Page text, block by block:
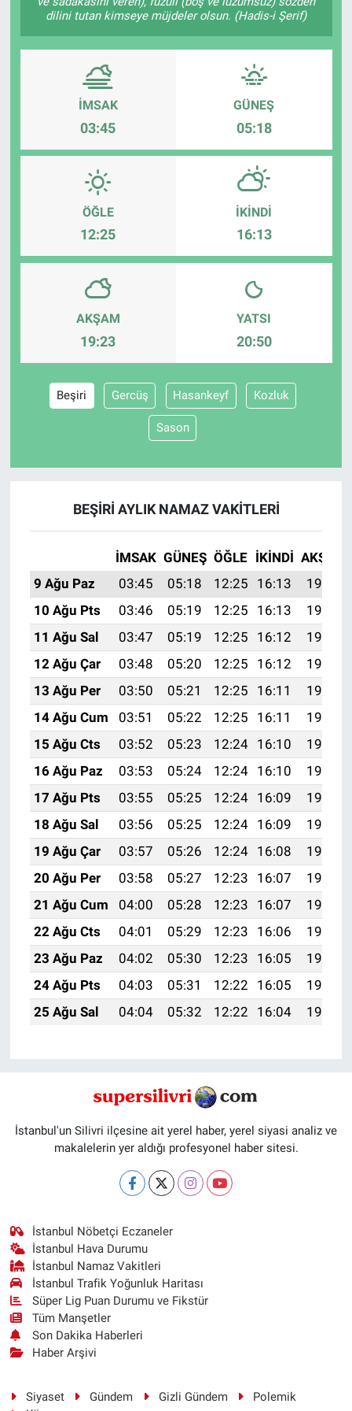
dilini tutan kimseye müjdeler olsun. (Hadis-i Şerif)
İMSAK
03:45
GÜNEŞ
05:18
ÖĞLE
12:25
İKINDI
16:13
AKŞAM
19:23
YATSI
20:50
Beşiri Gercüş Hasankeyf Kozluk
Sason
BEŞIRI AYLIK NAMAZ VAKITLERI
İMSAK GÜNEŞ ÖĞLE İKINDI AKŞAM
9 Ağu Paz
03:45 05:18 12:25 16:13
19:23
10 Ağu Pts
03:46 05:19 12:25 16:13
19:22
11 Ağu Sal
03:47 05:19 12:25 16:12
19:21
12 Ağu Çar
03:48 05:20 12:25 16:12
19:20
13 Ağu Per
03:50 05:21 12:25 16:11
19:19
14 Ağu Cum
03:51 05:22 12:25 16:11
19:17
15 Ağu Cts
03:52 05:23 12:24 16:10
19:16
16 Ağu Paz
03:53 05:24 12:24 16:10
19:15
17 Ağu Pts
03:55 05:25 12:24 16:09
19:14
18 Ağu Sal
03:56 05:25 12:24 16:09
19:12
19 Ağu Çar
03:57 05:26 12:24 16:08
19:11
20 Ağu Per
03:58 05:27 12:23 16:07
19:10
21 Ağu Cum
04:00 05:28 12:23 16:07
19:08
22 Ağu Cts
04:01 05:29 12:23 16:06
19:07
23 Ağu Paz
04:02 05:30 12:23 16:05
19:06
24 Ağu Pts
04:03 05:31 12:22 16:05
19:04
25 Ağu Sal
04:04 05:32 12:22 16:04 19:03
İstanbul'un Silivri ilçesine ait yerel haber, yerel siyasi analiz ve
makalelerin yer aldığı profesyonel haber sitesi.
İstanbul Nöbetçi Eczaneler
İstanbul Hava Durumu
İstanbul Namaz Vakitleri
İstanbul Trafik Yoğunluk Haritası
Süper Lig Puan Durumu ve Fikstür
Tüm Manşetler
Son Dakika Haberleri
Haber Arşivi
Siyaset Gündem Gizli Gündem
Polemik